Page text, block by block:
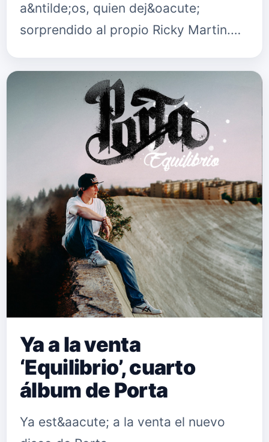
a&ntilde;os, quien dej&oacute;
sorprendido al propio Ricky Martin.
en la carrera de Franco y le compuso
Ya a la venta
‘Equilibrio’, cuarto
álbum de Porta
Ya est&aacute; a la venta el nuevo